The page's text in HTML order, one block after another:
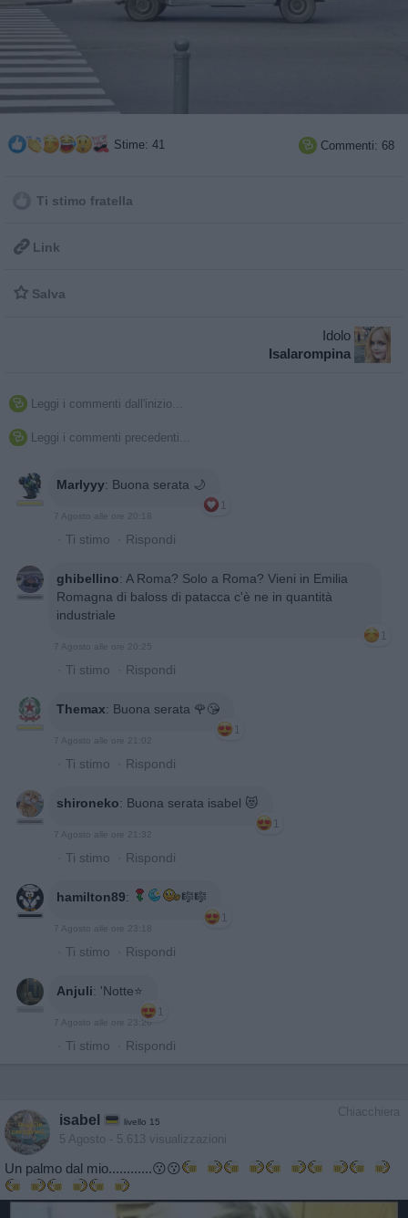
Stime: 41  Commenti: 68
Ti stimo fratella
 Link
 Salva
Idolo
Isalarompina
 Leggi i commenti dall'inizio...
 Leggi i commenti precedenti...
Marlyyy: Buona serata 🌙
1
7 Agosto alle ore 20:18
· Ti stimo · Rispondi
ghibellino: A Roma? Solo a Roma? Vieni in Emilia
Romagna di baloss di patacca c'è ne in quantità
industriale
1
7 Agosto alle ore 20:25
· Ti stimo · Rispondi
Themax: Buona serata 🌹😘
1
7 Agosto alle ore 21:02
· Ti stimo · Rispondi
shironeko: Buona serata isabel 😻
1
7 Agosto alle ore 21:32
· Ti stimo · Rispondi
hamilton89: 🎼🎼
1
7 Agosto alle ore 23:18
· Ti stimo · Rispondi
Anjuli: 'Notte⭐️
1
7 Agosto alle ore 23:26
· Ti stimo · Rispondi
Chiacchiera
isabel livello 15
5 Agosto - 5.613 visualizzazioni
Un palmo dal mio............😗😗